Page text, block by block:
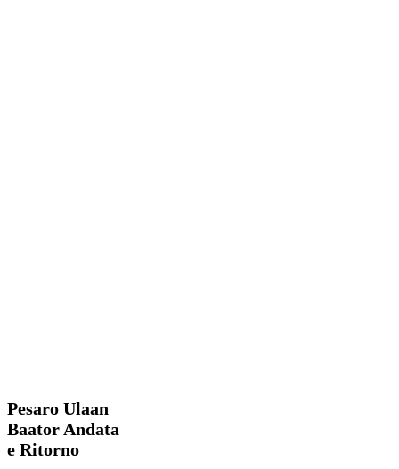
Baator
Andata
e
Ritorno
Pesaro Ulaan
Baator Andata
e Ritorno